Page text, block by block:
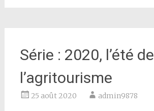
Série : 2020, l’été de
l’agritourisme
25 août 2020 admin9878